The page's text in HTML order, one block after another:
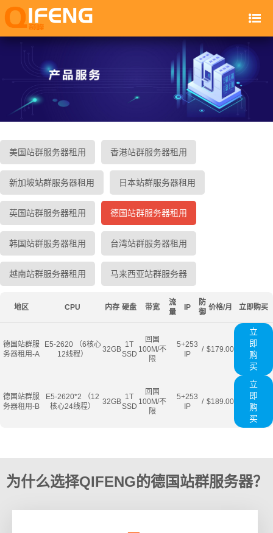
美国站群服务器租用 香港站群服务器租用
新加坡站群服务器租用 日本站群服务器租用
英国站群服务器租用 德国站群服务器租用
韩国站群服务器租用 台湾站群服务器租用
越南站群服务器租用 马来西亚站群服务器
地区 CPU 内存 硬盘 带宽
流
量
IP
防
御
价格/月 立即购买
德国站群服
务器租用-A
E5-2620 （6核心
12线程）
32GB
1T
SSD
回国
100M/不
限
5+253
IP
/ $179.00
立
即
购
买
德国站群服
务器租用-B
E5-2620*2 （12
核心24线程）
32GB
1T
SSD
回国
100M/不
限
5+253
IP
/ $189.00
立
即
购
买
为什么选择QIFENG的德国站群服务器？